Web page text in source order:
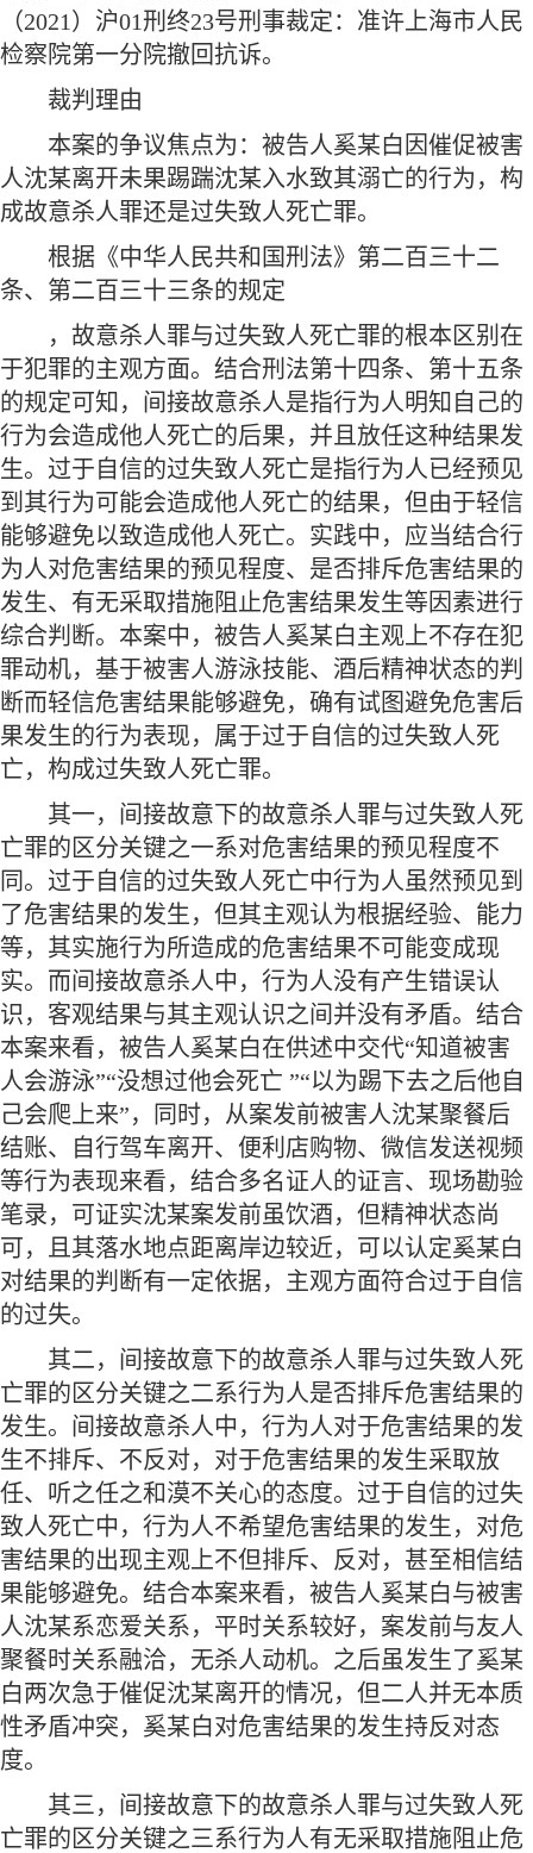
（2021）沪01刑终23号刑事裁定：准许上海市人民
检察院第一分院撤回抗诉。
裁判理由
本案的争议焦点为：被告人奚某白因催促被害
人沈某离开未果踢踹沈某入水致其溺亡的行为，构
成故意杀人罪还是过失致人死亡罪。
根据《中华人民共和国刑法》第二百三十二
条、第二百三十三条的规定
，故意杀人罪与过失致人死亡罪的根本区别在
于犯罪的主观方面。结合刑法第十四条、第十五条
的规定可知，间接故意杀人是指行为人明知自己的
行为会造成他人死亡的后果，并且放任这种结果发
生。过于自信的过失致人死亡是指行为人已经预见
到其行为可能会造成他人死亡的结果，但由于轻信
能够避免以致造成他人死亡。实践中，应当结合行
为人对危害结果的预见程度、是否排斥危害结果的
发生、有无采取措施阻止危害结果发生等因素进行
综合判断。本案中，被告人奚某白主观上不存在犯
罪动机，基于被害人游泳技能、酒后精神状态的判
断而轻信危害结果能够避免，确有试图避免危害后
果发生的行为表现，属于过于自信的过失致人死
亡，构成过失致人死亡罪。
其一，间接故意下的故意杀人罪与过失致人死
亡罪的区分关键之一系对危害结果的预见程度不
同。过于自信的过失致人死亡中行为人虽然预见到
了危害结果的发生，但其主观认为根据经验、能力
等，其实施行为所造成的危害结果不可能变成现
实。而间接故意杀人中，行为人没有产生错误认
识，客观结果与其主观认识之间并没有矛盾。结合
本案来看，被告人奚某白在供述中交代“知道被害
人会游泳”“没想过他会死亡 ”“以为踢下去之后他自
己会爬上来”，同时，从案发前被害人沈某聚餐后
结账、自行驾车离开、便利店购物、微信发送视频
等行为表现来看，结合多名证人的证言、现场勘验
笔录，可证实沈某案发前虽饮酒，但精神状态尚
可，且其落水地点距离岸边较近，可以认定奚某白
对结果的判断有一定依据，主观方面符合过于自信
的过失。
其二，间接故意下的故意杀人罪与过失致人死
亡罪的区分关键之二系行为人是否排斥危害结果的
发生。间接故意杀人中，行为人对于危害结果的发
生不排斥、不反对，对于危害结果的发生采取放
任、听之任之和漠不关心的态度。过于自信的过失
致人死亡中，行为人不希望危害结果的发生，对危
害结果的出现主观上不但排斥、反对，甚至相信结
果能够避免。结合本案来看，被告人奚某白与被害
人沈某系恋爱关系，平时关系较好，案发前与友人
聚餐时关系融洽，无杀人动机。之后虽发生了奚某
白两次急于催促沈某离开的情况，但二人并无本质
性矛盾冲突，奚某白对危害结果的发生持反对态
度。
其三，间接故意下的故意杀人罪与过失致人死
亡罪的区分关键之三系行为人有无采取措施阻止危